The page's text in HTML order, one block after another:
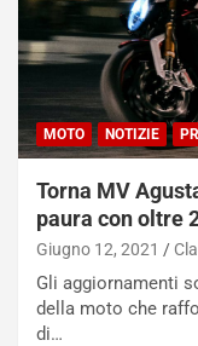
MOTO NOTIZIE
Torna MV
paura con oltre
Giugno 12, 2021
Gli aggiornamenti
della moto che
di…